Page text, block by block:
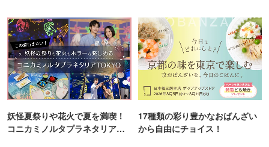
妖怪夏祭りや花火で夏を満喫！
コニカミノルタプラネタリア
17種類の彩り豊かなおばんざい
から自由にチョイス！